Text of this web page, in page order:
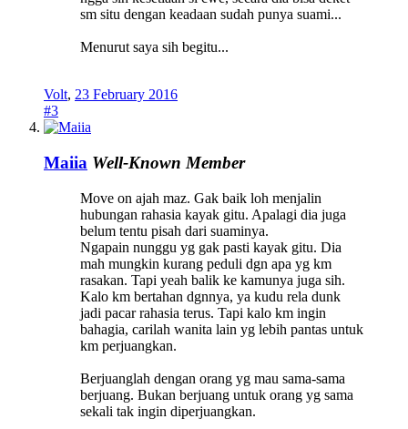
sm situ dengan keadaan sudah punya suami...
Menurut saya sih begitu...
Volt, 23 February 2016
#3
Maiia Well-Known Member
Move on ajah maz. Gak baik loh menjalin
hubungan rahasia kayak gitu. Apalagi dia juga
belum tentu pisah dari suaminya.
Ngapain nunggu yg gak pasti kayak gitu. Dia
mah mungkin kurang peduli dgn apa yg km
rasakan. Tapi yeah balik ke kamunya juga sih.
Kalo km bertahan dgnnya, ya kudu rela dunk
jadi pacar rahasia terus. Tapi kalo km ingin
bahagia, carilah wanita lain yg lebih pantas untuk
km perjuangkan.
Berjuanglah dengan orang yg mau sama-sama
berjuang. Bukan berjuang untuk orang yg sama
sekali tak ingin diperjuangkan.